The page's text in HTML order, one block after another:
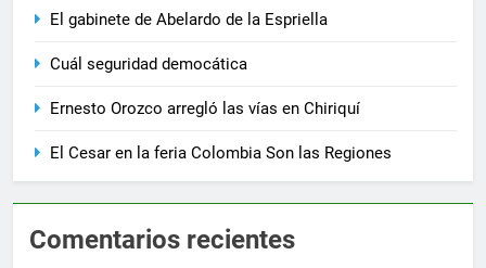
El gabinete de Abelardo de la Espriella
Cuál seguridad democática
Ernesto Orozco arregló las vías en Chiriquí
El Cesar en la feria Colombia Son las Regiones
Comentarios recientes